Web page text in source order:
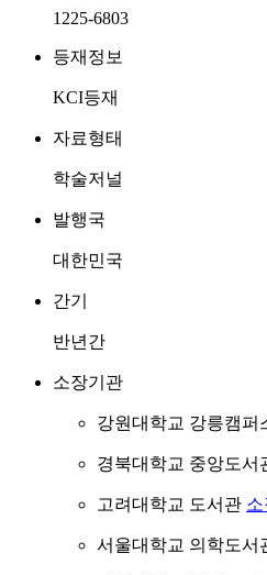
1225-6803
등재정보
KCI등재
자료형태
학술저널
발행국
대한민국
간기
반년간
소장기관
강원대학교 강릉캠퍼
경북대학교 중앙도서
고려대학교 도서관
서울대학교 의학도서